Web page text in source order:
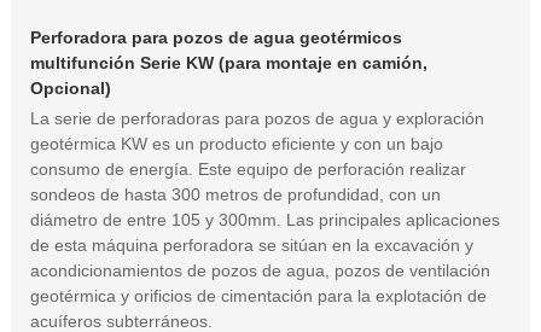
Perforadora para pozos de agua geotérmicos
multifunción Serie KW (para montaje en camión,
Opcional)
La serie de perforadoras para pozos de agua y exploración
geotérmica KW es un producto eficiente y con un bajo
consumo de energía. Este equipo de perforación realizar
sondeos de hasta 300 metros de profundidad, con un
diámetro de entre 105 y 300mm. Las principales aplicaciones
de esta máquina perforadora se sitúan en la excavación y
acondicionamientos de pozos de agua, pozos de ventilación
geotérmica y orificios de cimentación para la explotación de
acuíferos subterráneos.